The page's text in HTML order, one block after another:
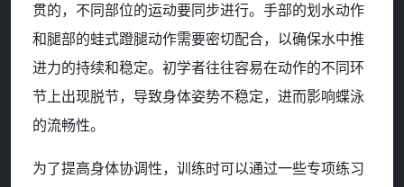
贯的，不同部位的运动要同步进行。手部的划水动作
和腿部的蛙式蹬腿动作需要密切配合，以确保水中推
进力的持续和稳定。初学者往往容易在动作的不同环
节上出现脱节，导致身体姿势不稳定，进而影响蝶泳
的流畅性。
为了提高身体协调性，训练时可以通过一些专项练习